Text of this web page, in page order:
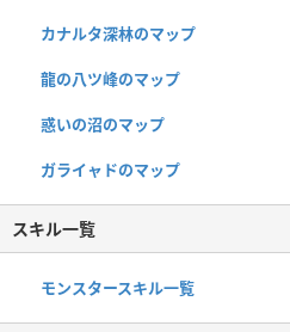
カナルタ深林のマップ
龍の八ツ峰のマップ
惑いの沼のマップ
ガライャドのマップ
スキル一覧
モンスタースキル一覧